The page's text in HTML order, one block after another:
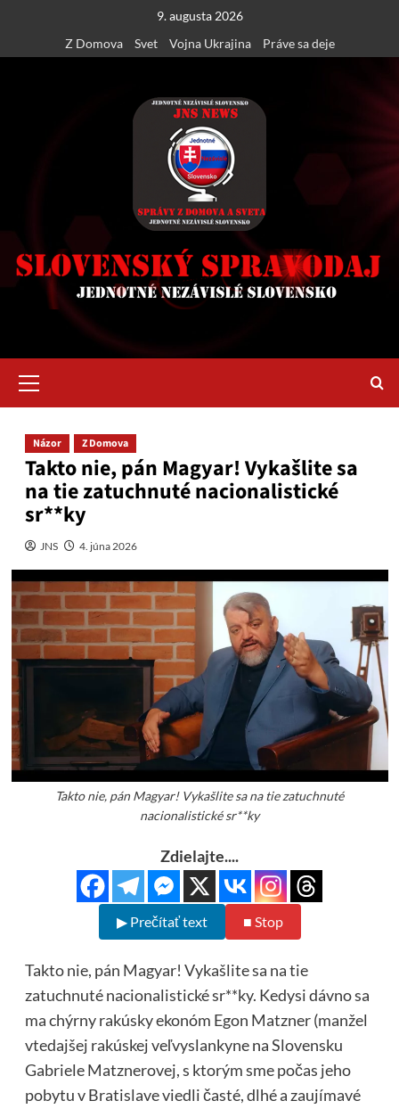
content
9. augusta 2026
Z Domova
Svet Vojna Ukrajina Práve sa deje
Menu
Názor Z Domova
Takto nie, pán Magyar! Vykašlite sa
na tie zatuchnuté nacionalistické
sr**ky
JNS 4. júna 2026
Takto nie, pán Magyar! Vykašlite sa na tie zatuchnuté
nacionalistické sr**ky
Zdielajte....
▶ Prečítať text ■ Stop
Takto nie, pán Magyar! Vykašlite sa na tie
zatuchnuté nacionalistické sr**ky. Kedysi dávno sa
ma chýrny rakúsky ekonóm Egon Matzner (manžel
vtedajšej rakúskej veľvyslankyne na Slovensku
Gabriele Matznerovej, s ktorým sme počas jeho
pobytu v Bratislave viedli časté, dlhé a zaujímavé